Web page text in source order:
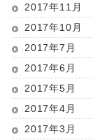
2017年11月
2017年10月
2017年7月
2017年6月
2017年5月
2017年4月
2017年3月